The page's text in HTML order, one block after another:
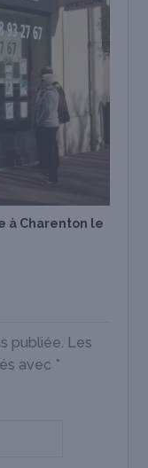
à Charenton le
publiée. Les
avec *